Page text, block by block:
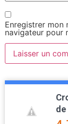
Enregistrer mon
navigateur pour
de